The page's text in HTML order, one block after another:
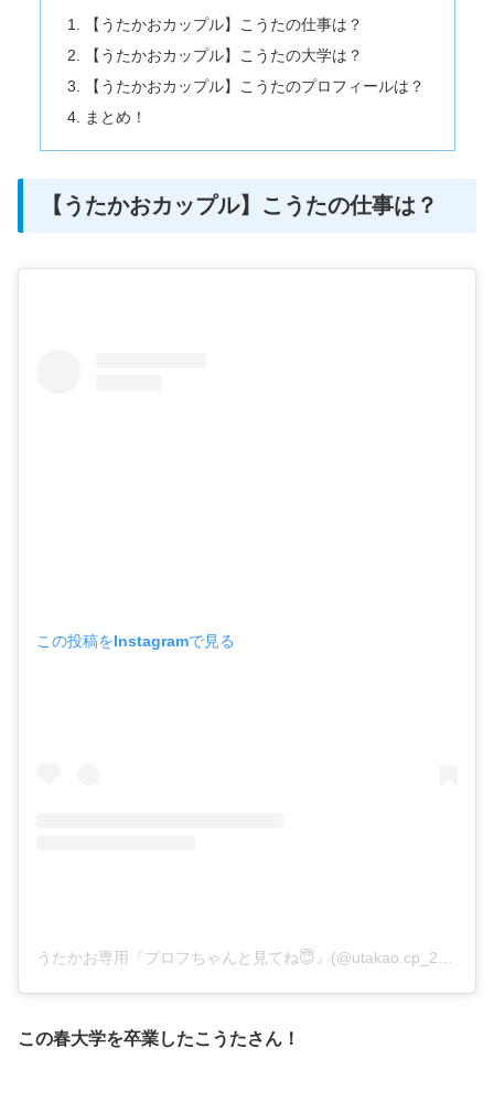
【うたかおカップル】こうたの仕事は？
【うたかおカップル】こうたの大学は？
【うたかおカップル】こうたのプロフィールは？
まとめ！
【うたかおカップル】こうたの仕事は？
この投稿をInstagramで見る
この春大学を卒業したこうたさん！